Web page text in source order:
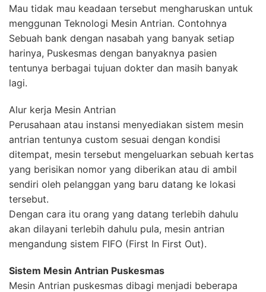
Mau tidak mau keadaan tersebut mengharuskan untuk
menggunan Teknologi Mesin Antrian. Contohnya
Sebuah bank dengan nasabah yang banyak setiap
harinya, Puskesmas dengan banyaknya pasien
tentunya berbagai tujuan dokter dan masih banyak
lagi.
Alur kerja Mesin Antrian
Perusahaan atau instansi menyediakan sistem mesin
antrian tentunya custom sesuai dengan kondisi
ditempat, mesin tersebut mengeluarkan sebuah kertas
yang berisikan nomor yang diberikan atau di ambil
sendiri oleh pelanggan yang baru datang ke lokasi
tersebut.
Dengan cara itu orang yang datang terlebih dahulu
akan dilayani terlebih dahulu pula, mesin antrian
mengandung sistem FIFO (First In First Out).
Sistem Mesin Antrian Puskesmas
Mesin Antrian puskesmas dibagi menjadi beberapa